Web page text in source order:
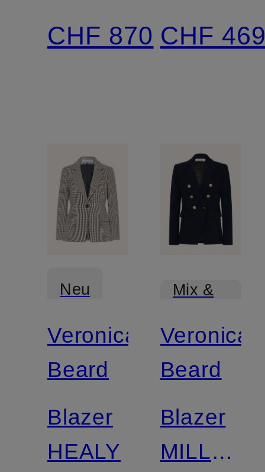
CHF 870
aus
CHF
Neu
Veronica
Beard
Blazer
HEALY
Mix &
Veronica
Beard
Blazer
MILLER